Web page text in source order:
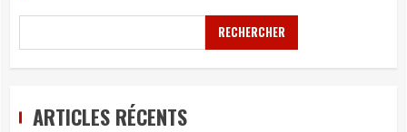
RECHERCHER
ARTICLES RÉCENTS